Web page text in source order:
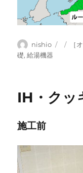
投
稿
nishio
投
カ［
礎,給湯機器
IH・クッ
施工前